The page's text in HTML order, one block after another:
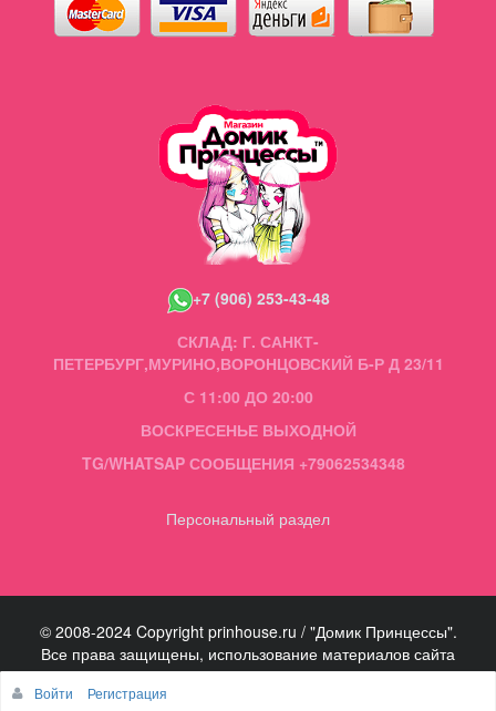
+7 (906) 253-43-48
СКЛАД: Г. САНКТ-
ПЕТЕРБУРГ,МУРИНО,ВОРОНЦОВСКИЙ Б-Р Д 23/11
С 11:00 ДО 20:00
ВОСКРЕСЕНЬЕ ВЫХОДНОЙ
TG/WHATSAP СООБЩЕНИЯ +79062534348
Персональный раздел
© 2008-2024 Copyright prinhouse.ru / "Домик Принцессы".
Все права защищены, использование материалов сайта
запрещено.
Войти
Регистрация